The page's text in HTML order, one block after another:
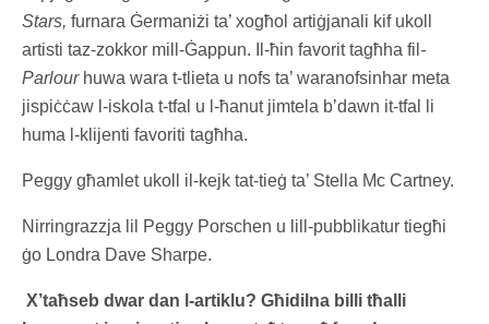
Stars, furnara Ġermaniżi ta’ xogħol artiġjanali kif ukoll
artisti taz-zokkor mill-Ġappun. Il-ħin favorit tagħha fil -
Parlourhuwa wara t-tlieta u nofs ta’ waranofsinhar meta
jispiċċaw l-iskola t-tfal u l-ħanut jimtela b’dawn it-tfal li
huma l-klijenti favoriti tagħha.
Peggy għamlet ukoll il-kejk tat-tieġ ta’ Stella Mc Cartney.
Nirringrazzja lil Peggy Porschen u lill-pubblikatur tiegħi
ġo Londra Dave Sharpe.
X’taħseb dwar dan l-artiklu? Għidilna billi tħalli